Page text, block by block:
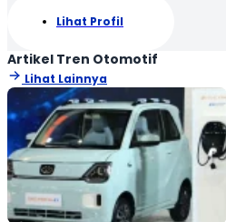
Lihat Profil
Artikel Tren Otomotif
Lihat Lainnya